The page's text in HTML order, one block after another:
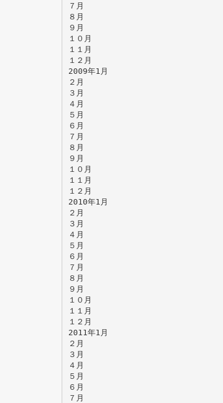
７月
８月
９月
１０月
１１月
１２月
2009年1月
２月
３月
４月
５月
６月
７月
８月
９月
１０月
１１月
１２月
2010年1月
２月
３月
４月
５月
６月
７月
８月
９月
１０月
１１月
１２月
2011年1月
２月
３月
４月
５月
６月
７月